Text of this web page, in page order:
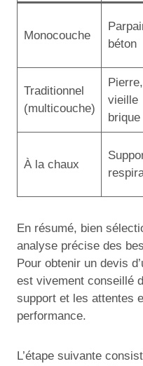
Monocouche
béton
Traditionnel
(multicouche)
Pierre,
vieille
brique
À la chaux
En résumé, bien
analyse précise des
Pour obtenir un devis
est vivement conseillé
support et les attentes
performance.
L’étape suivante